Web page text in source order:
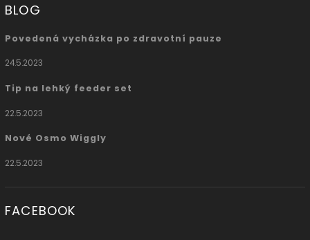
BLOG
Povedená vycházka po zdravotní pauze
24.5.2023
Tip na lehký feeder set
22.5.2023
Nové Osmo Wiggly
22.5.2023
FACEBOOK